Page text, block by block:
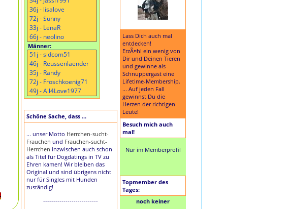
Männer:
Schöne Sache, dass ...
... unser Motto Herrchen-sucht-
Frauchen und Frauchen-sucht-
Herrchen inzwischen auch schon
als Titel für Dogdatings in TV zu
Ehren kamen! Wir bleiben das
Original und sind übrigens nicht
nur für Singles mit Hunden
zuständig!
---------------------------
Lass Dich auch mal
entdecken!
ErzÃ¤hl ein wenig von
Dir und Deinen Tieren
und gewinne als
Schnuppergast eine
Lifetime-Membership.
... Auf jeden Fall
gewinnst Du die
Herzen der richtigen
Leute!
Besuch mich auch
mal!
Nur im Memberprofil
Topmember des
Tages:
noch keiner